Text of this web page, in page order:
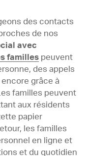
des contacts
de nos
avec
familles peuvent
des appels
grâce à
familles peuvent
aux résidents
papier
les familles
en ligne et
et du quotidien